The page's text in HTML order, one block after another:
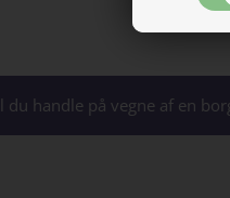
du handle på vegne af en